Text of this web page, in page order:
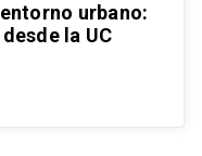
urbano:
la UC